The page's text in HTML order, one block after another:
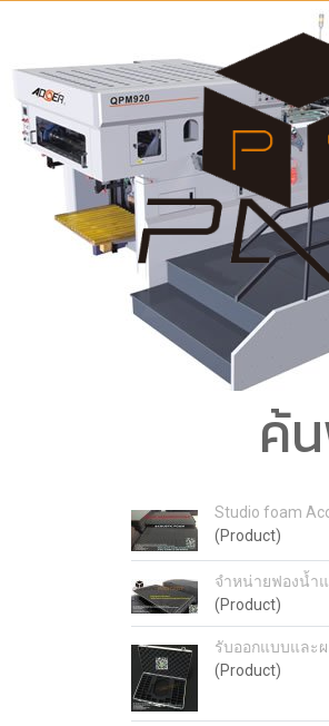
ค้
Studio foam
(Product)
จำหน่ายฟองน้ำ
(Product)
รับออกแบบและ
(Product)